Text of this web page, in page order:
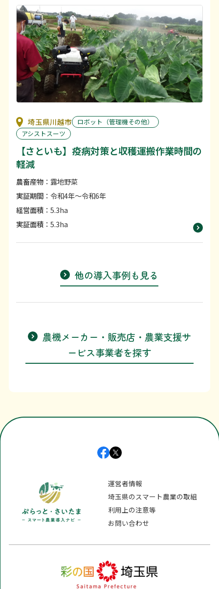
埼玉県川越市
ロボット（管理機その他）
アシストスーツ
【さといも】疫病対策と収穫運搬作業時間の
軽減
農畜産物：露地野菜
実証期間：令和4年〜令和6年
経営面積：5.3ha
実証面積：5.3ha
他の導入事例も見る
農機メーカー・販売店・農業支援サ
ービス事業者を探す
運営者情報
埼玉県のスマート農業の取組
利用上の注意等
お問い合わせ